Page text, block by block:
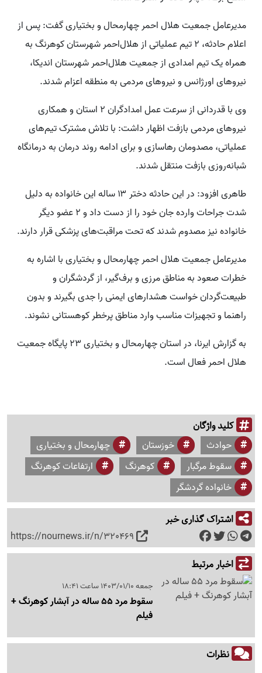
مدیرعامل جمعیت هلال احمر چهارمحال و بختیاری گفت: پس از
اعلام حادثه، ۲ تیم عملیاتی از هلال‌احمر شهرستان کوهرنگ به
همراه یک تیم امدادی از جمعیت هلال‌احمر شهرستان اندیکا،
نیروهای اورژانس و نیروهای مردمی به منطقه اعزام شدند.
وی با قدردانی از سرعت عمل امدادگران ۲ استان و همکاری
نیروهای مردمی بازفت اظهار داشت: با تلاش مشترک تیم‌های
عملیاتی، مصدومان رهاسازی و برای ادامه روند درمان به درمانگاه
شبانه‌روزی بازفت منتقل شدند.
طاهری افزود: در این حادثه دختر ۱۳ ساله این خانواده به دلیل
شدت جراحات وارده جان خود را از دست داد و ۲ عضو دیگر
خانواده نیز مصدوم شدند که تحت مراقبت‌های پزشکی قرار دارند.
مدیرعامل جمعیت هلال احمر چهارمحال و بختیاری با اشاره به
خطرات صعود به مناطق مرزی و برف‌گیر، از گردشگران و
طبیعت‌گردان خواست هشدارهای ایمنی را جدی بگیرند و بدون
راهنما و تجهیزات مناسب وارد مناطق پرخطر کوهستانی نشوند.
به گزارش ایرنا، در استان چهارمحال و بختیاری ۲۳ پایگاه جمعیت
هلال احمر فعال است.
کلید واژگان
حوادث خوزستان
چهارمحال و بختیاری
سقوط مرگبار
کوهرنگ
ارتفاعات کوهرنگ
خانواده گردشگر
اشتراک گذاری خبر
https://nournews.ir/n/320469
اخبار مرتبط
جمعه 1403/01/10 ساعت 18:41
سقوط مرد 55 ساله در آبشار کوهرنگ +
فیلم
نظرات